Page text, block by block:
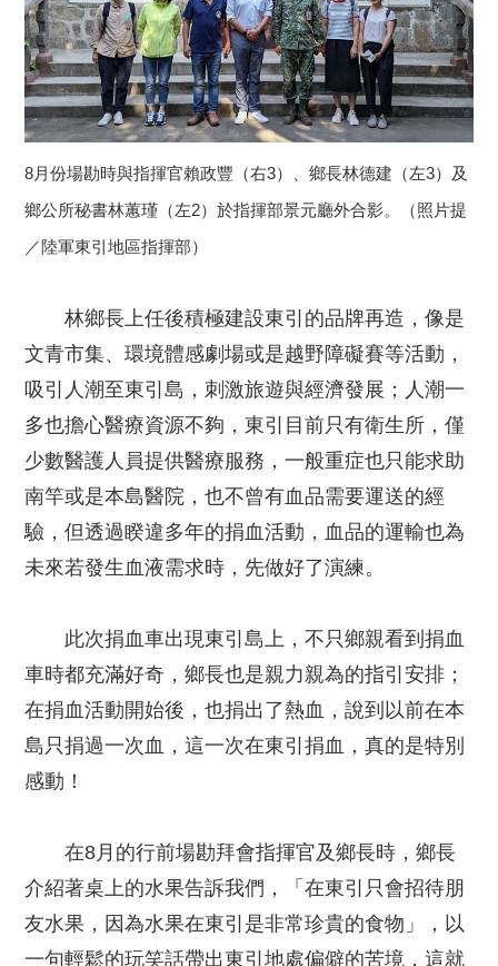
8月份場勘時與指揮官賴政豐（右3）、鄉長林德建（左3）及
鄉公所秘書林蕙瑾（左2）於指揮部景元廳外合影。（照片提
／陸軍東引地區指揮部）
林鄉長上任後積極建設東引的品牌再造，像是
文青市集、環境體感劇場或是越野障礙賽等活動，
吸引人潮至東引島，刺激旅遊與經濟發展；人潮一
多也擔心醫療資源不夠，東引目前只有衛生所，僅
少數醫護人員提供醫療服務，一般重症也只能求助
南竿或是本島醫院，也不曾有血品需要運送的經
驗，但透過睽違多年的捐血活動，血品的運輸也為
未來若發生血液需求時，先做好了演練。
此次捐血車出現東引島上，不只鄉親看到捐血
車時都充滿好奇，鄉長也是親力親為的指引安排；
在捐血活動開始後，也捐出了熱血，說到以前在本
島只捐過一次血，這一次在東引捐血，真的是特別
感動！
在8月的行前場勘拜會指揮官及鄉長時，鄉長
介紹著桌上的水果告訴我們，「在東引只會招待朋
友水果，因為水果在東引是非常珍貴的食物」，以
一句輕鬆的玩笑話帶出東引地處偏僻的苦境，這就